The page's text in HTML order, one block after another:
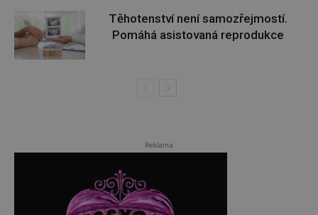
Těhotenství není samozřejmostí.
Pomáhá asistovaná reprodukce
Reklama